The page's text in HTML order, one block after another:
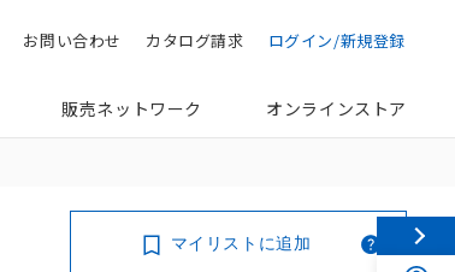
検索 ログイン/新規登録
カタログ請求
お問い合わせ
販売ネットワーク オンラインストア
マイリストに追加